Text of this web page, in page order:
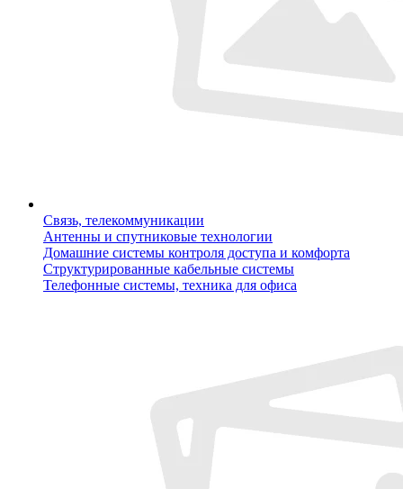
Связь, телекоммуникации
Антенны и спутниковые технологии
Домашние системы контроля доступа и комфорта
Структурированные кабельные системы
Телефонные системы, техника для офиса